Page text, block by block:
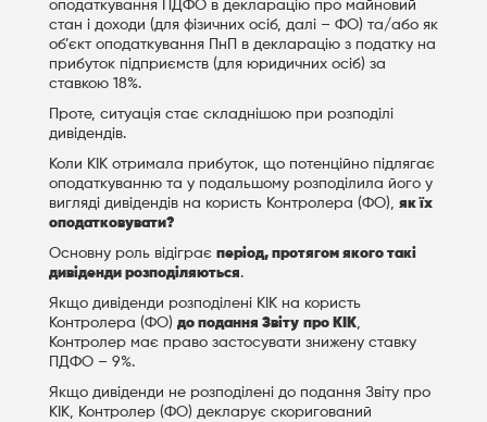
оподаткування ПДФО в декларацію про майновий
стан і доходи (для фізичних осіб, далі – ФО) та/або як
об’єкт оподаткування ПнП в декларацію з податку на
прибуток підприємств (для юридичних осіб) за
ставкою 18%.
Проте, ситуація стає складнішою при розподілі
дивідендів.
Коли КІК отримала прибуток, що потенційно підлягає
оподаткуванню та у подальшому розподілила його у
вигляді дивідендів на користь Контролера (ФО), як їх
оподатковувати?
Основну роль відіграє період, протягом якого такі
дивіденди розподіляються.
Якщо дивіденди розподілені КІК на користь
Контролера (ФО) до подання Звіту про КІК,
Контролер має право застосувати знижену ставку
ПДФО – 9%.
Якщо дивіденди не розподілені до подання Звіту про
КІК, Контролер (ФО) декларує скоригований